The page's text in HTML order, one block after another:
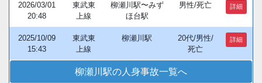
2026/03/01
20:48
東武東
上線
柳瀬川駅〜みず
ほ台駅
男性/死亡 詳細
2025/10/09
15:43
東武東
上線
柳瀬川駅
20代/男性/
死亡
詳細
柳瀬川駅の人身事故一覧へ